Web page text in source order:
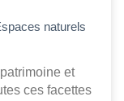
naturels
et
ces facettes